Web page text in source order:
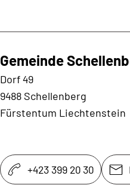
Gemeinde
Dorf 49
9488 Schellenberg
Fürstentum Liechtenstein
+423 399 20 30